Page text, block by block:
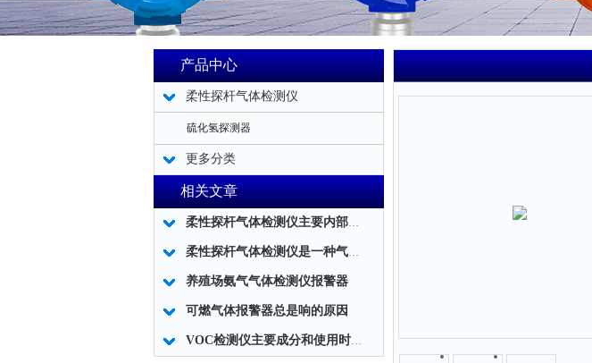
产品中心
柔性探杆气体检测仪
硫化氢探测器
更多分类
相关文章
柔性探杆气体检测仪主要内部结构简述
柔性探杆气体检测仪是一种气体泄露浓度检测的仪器仪表工具
养殖场氨气气体检测仪报警器
可燃气体报警器总是响的原因
VOC检测仪主要成分和使用时应注意事项